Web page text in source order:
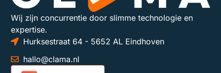
Wij zijn concurrentie door slimme technologie en
expertise.
Hurksestraat 64 - 5652 AL Eindhoven
hallo@clama.nl